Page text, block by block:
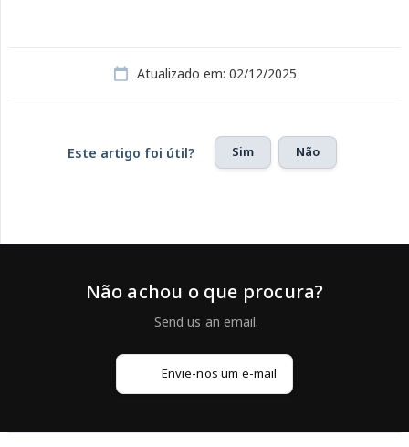
Atualizado em: 02/12/2025
Este artigo foi útil? Sim Não
Não achou o que procura?
Envie-nos um e-mail